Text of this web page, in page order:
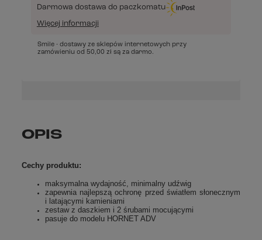
Darmowa dostawa do paczkomatu
Więcej informacji
Smile - dostawy ze sklepów internetowych przy
zamówieniu od 50,00 zł są za darmo.
OPIS
Cechy produktu:
maksymalna wydajność, minimalny udźwig
zapewnia najlepszą ochronę przed światłem słonecznym
i latającymi kamieniami
zestaw z daszkiem i 2 śrubami mocującymi
pasuje do modelu HORNET ADV